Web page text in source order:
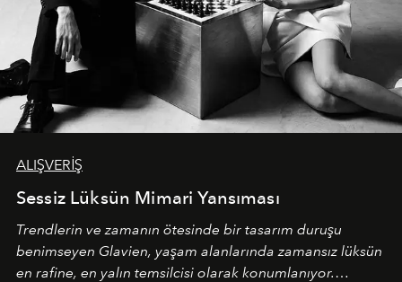
ALIŞVERİŞ
Sessiz Lüksün Mimari Yansıması
Trendlerin ve zamanın ötesinde bir tasarım duruşu
benimseyen Glavien, yaşam alanlarında zamansız lüksün
en rafine, en yalın temsilcisi olarak konumlanıyor.